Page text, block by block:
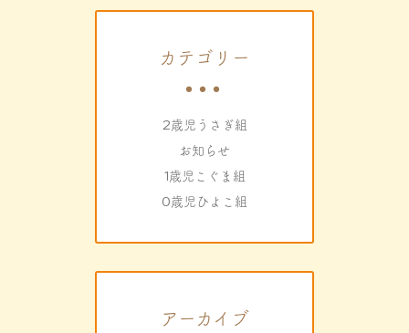
カテゴリー
2歳児うさぎ組
お知らせ
1歳児こぐま組
0歳児ひよこ組
アーカイブ